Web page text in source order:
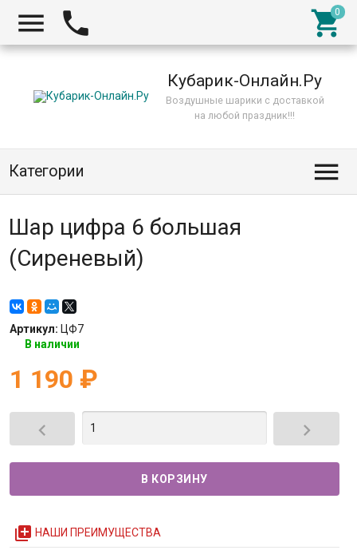
  
Кубарик-Онлайн.Ру
Воздушные шарики с доставкой
на любой праздник!!!
Категории 
Шар цифра 6 большая
(Сиреневый)
Артикул: ЦФ7
В наличии
1 190 ₽
 
queue НАШИ ПРЕИМУЩЕСТВА